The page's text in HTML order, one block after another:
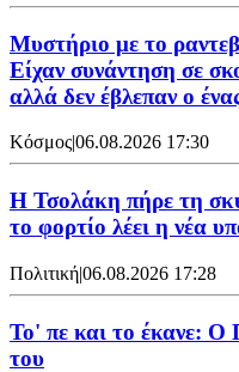
Μυστήριο με το
Είχαν συνάντηση σε
αλλά δεν έβλεπαν ο
Κόσμος|06.08.2026 17:30
Η Τσολάκη πήρε τη
το φορτίο λέει η νέα
Πολιτική|06.08.2026 17:28
Το' πε και το έκανε: Ο
του